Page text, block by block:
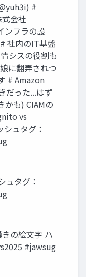
#
会社
ンフラの設
社内のIT基盤
シスの役割も
に翻弄されつ
# Amazon
だった...はず
かも) CIAMの
vs
ュタグ：
ュタグ：
の絵文字 ハ
#jawsug